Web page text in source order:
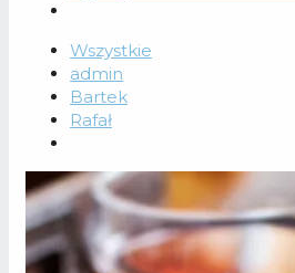
Wszystkie
admin
Bartek
Rafał